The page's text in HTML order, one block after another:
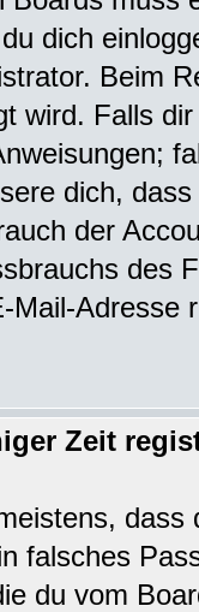
dich
Beim
wird. Falls
dich,
der
des
Mail-Adresse
Zeit
dass
falsches
du vom